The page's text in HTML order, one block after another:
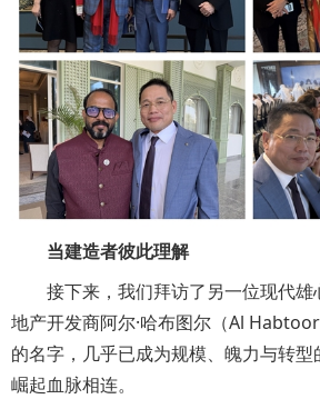
当建造者彼此理解
接下来，我们拜访了另一位现代
地产开发商阿尔·哈布图尔（Al
的名字，几乎已成为规模、魄力与转
崛起血脉相连。